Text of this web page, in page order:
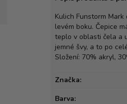
Kulich Funstorm
levém boku. Čepice
teplo v oblasti čela a
jemné švy, a to po
Složení: 70% akryl,
Značka:
Barva: